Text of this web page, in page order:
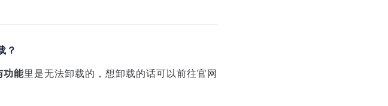
？
功能里是无法卸载的，想卸载的话可以前往官网